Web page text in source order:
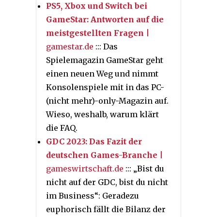
PS5, Xbox und Switch bei
GameStar: Antworten auf die
meistgestellten Fragen
gamestar.de ::: Das
Spielemagazin GameStar geht
einen neuen Weg und nimmt
Konsolenspiele mit in das PC-
(nicht mehr)-only-Magazin auf.
Wieso, weshalb, warum klärt
die FAQ.
GDC 2023: Das Fazit der
deutschen Games-Branche
gameswirtschaft.de ::: „Bist du
nicht auf der GDC, bist du nicht
im Business“: Geradezu
euphorisch fällt die Bilanz der